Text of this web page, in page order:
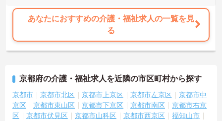
あなたにおすすめの介護・福祉求人の一覧を見
る
京都府の介護・福祉求人を近隣の市区町村から探す
京都市 京都市北区 京都市上京区 京都市左京区
京都市中
京区
京都市東山区 京都市下京区 京都市南区
京都市右京
区
京都市伏見区 京都市山科区 京都市西京区
福知山市